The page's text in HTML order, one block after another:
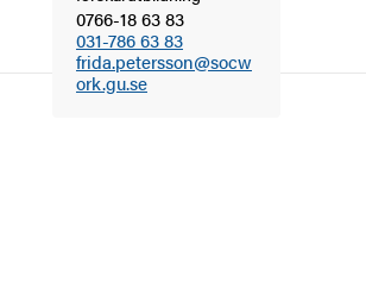
0766-18 63 83
031-786 63 83
frida.petersson@socw
ork.gu.se